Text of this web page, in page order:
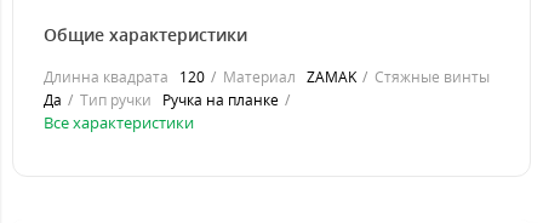
Общие характеристики
Длинна квадрата 120 Материал ZAMAK
Стяжные винты
Да
Тип ручки Ручка на планке
Все характеристики